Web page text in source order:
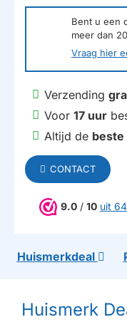
Bent u een
meer dan 20
Vraag hier
Verzending
Voor 17 uur
Altijd de beste
CONTACT
9.0 / 10 uit
Huismerkdeal
Huismerk